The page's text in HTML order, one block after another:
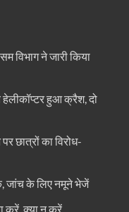
विभाग ने जारी किया
हुआ क्रैश, दो
छात्रों का विरोध-
जांच के लिए नमूने भेजें
क्या न करें…